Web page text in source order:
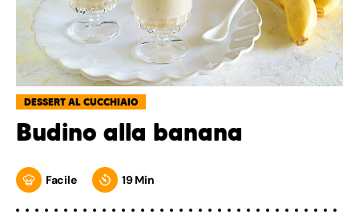
DESSERT AL CUCCHIAIO
Budino alla banana
Facile 19 Min